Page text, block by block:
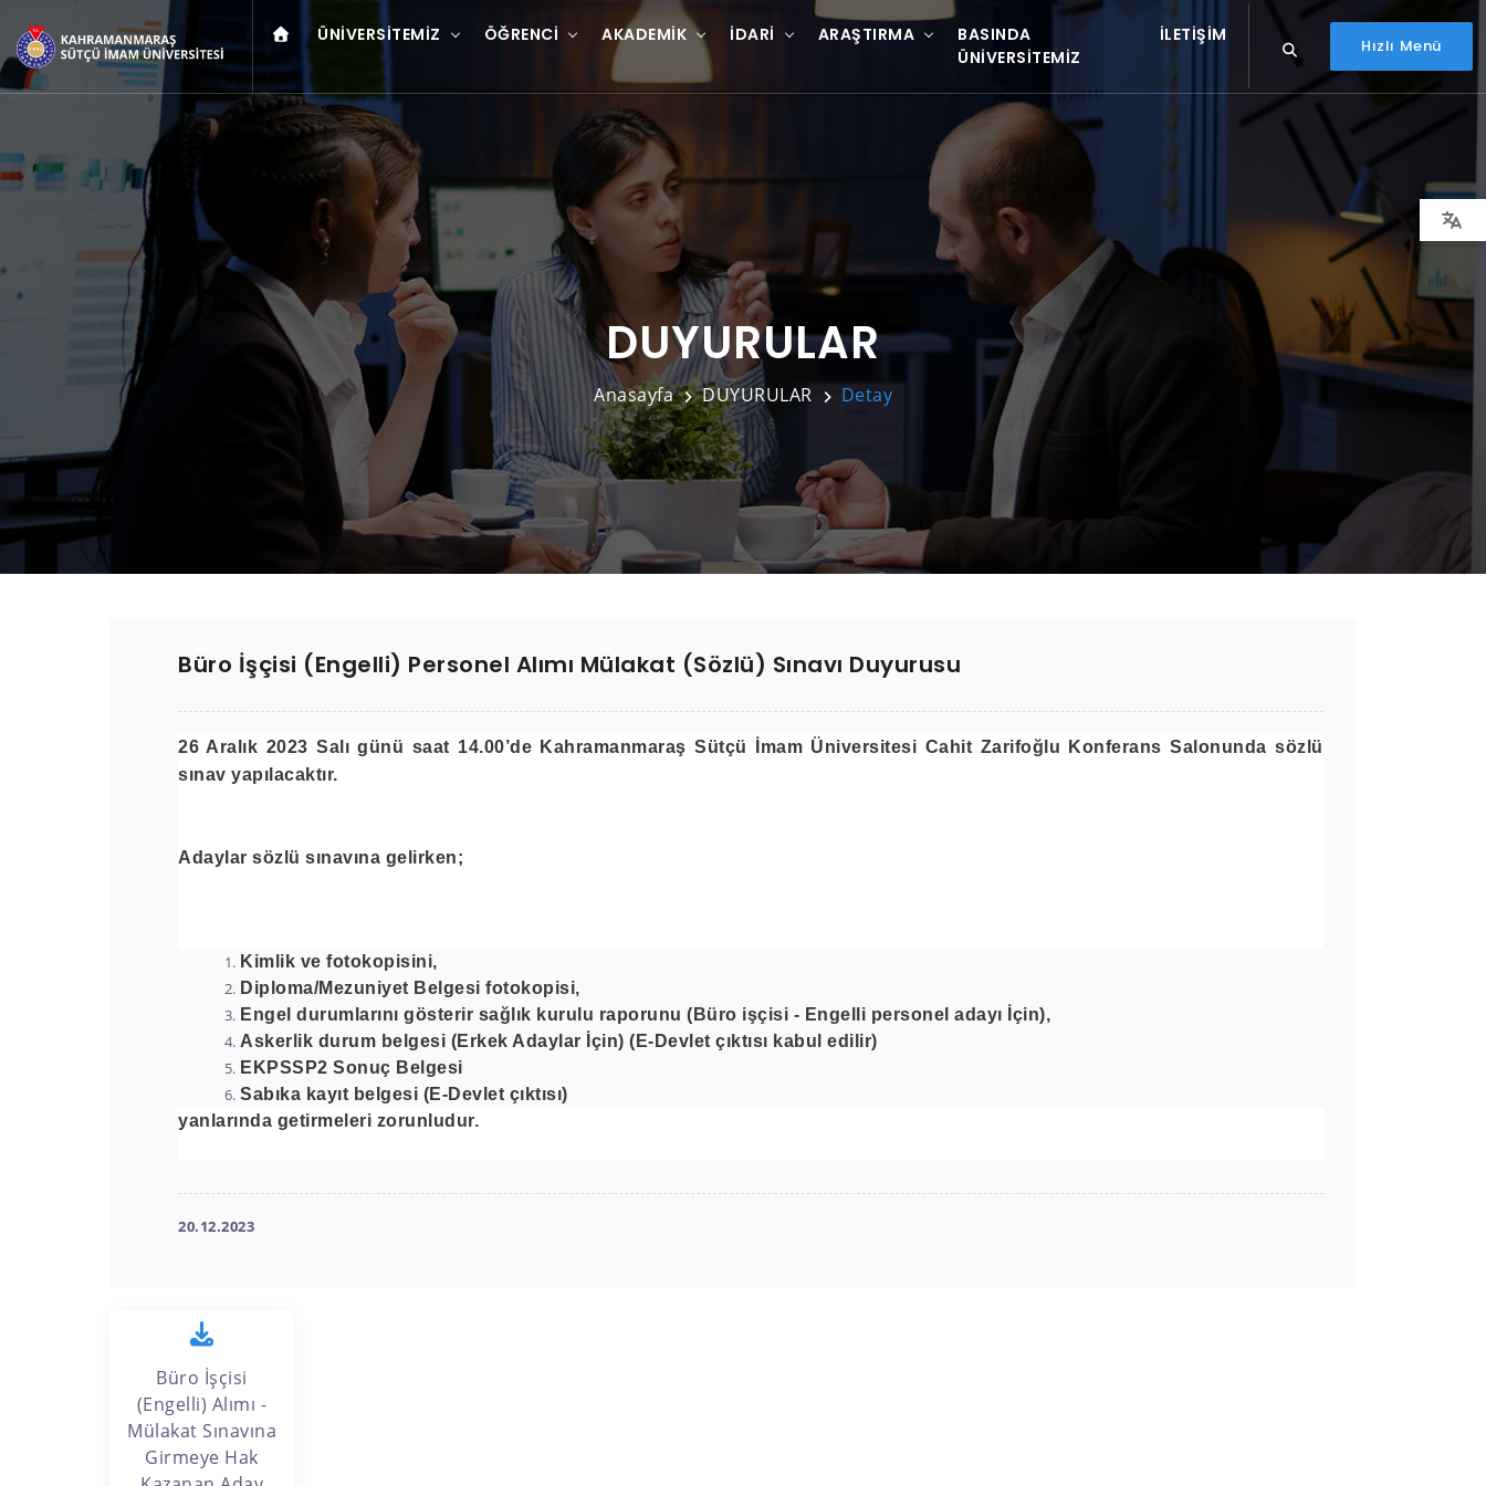
ÜNIVERSITEMIZ ÖĞRENCI AKADEMIK İDARI ARAŞTIRMA
BASINDA
ÜNIVERSITEMIZ
İLETIŞIM
Hızlı Menü
DUYURULAR
Anasayfa DUYURULAR Detay
Büro İşçisi (Engelli) Personel Alımı Mülakat (Sözlü) Sınavı Duyurusu
26 Aralık 2023 Salı günü saat 14.00’de Kahramanmaraş Sütçü İmam Üniversitesi Cahit Zarifoğlu Konferans Salonunda sözlü
sınav yapılacaktır.
Adaylar sözlü sınavına gelirken;
Kimlik ve fotokopisini,
Diploma/Mezuniyet Belgesi fotokopisi,
Engel durumlarını gösterir sağlık kurulu raporunu (Büro işçisi - Engelli personel adayı İçin),
Askerlik durum belgesi (Erkek Adaylar İçin) (E-Devlet çıktısı kabul edilir)
EKPSSP2 Sonuç Belgesi
Sabıka kayıt belgesi (E-Devlet çıktısı)
yanlarında getirmeleri zorunludur.
20.12.2023
Büro İşçisi
(Engelli) Alımı -
Mülakat Sınavına
Girmeye Hak